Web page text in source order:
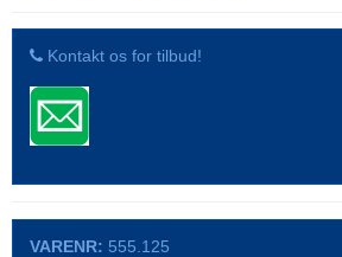
Kontakt os for tilbud!
VARENR: 555.125